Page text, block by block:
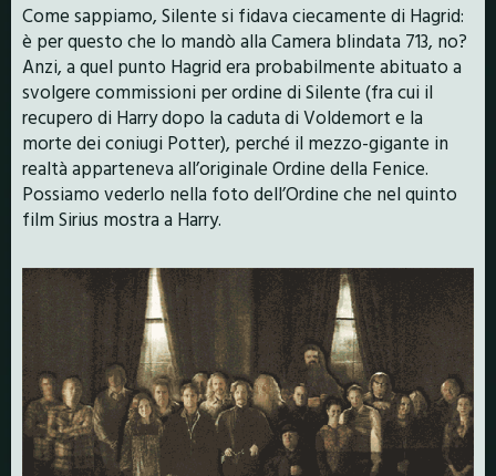
Come sappiamo, Silente si fidava ciecamente di Hagrid:
è per questo che lo mandò alla Camera blindata 713, no?
Anzi, a quel punto Hagrid era probabilmente abituato a
svolgere commissioni per ordine di Silente (fra cui il
recupero di Harry dopo la caduta di Voldemort e la
morte dei coniugi Potter), perché il mezzo-gigante in
realtà apparteneva all’originale Ordine della Fenice.
Possiamo vederlo nella foto dell’Ordine che nel quinto
film Sirius mostra a Harry.